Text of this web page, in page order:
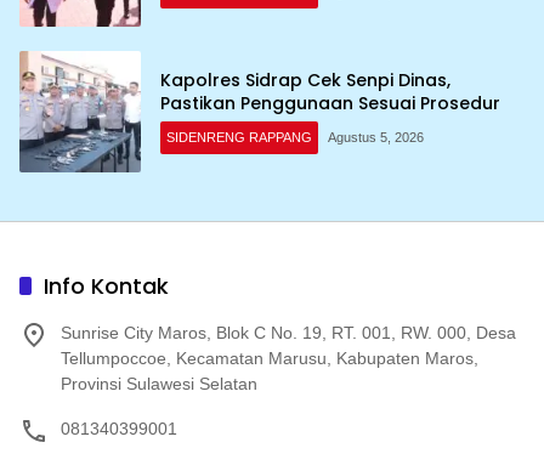
Kapolres Sidrap Cek Senpi Dinas,
Pastikan Penggunaan Sesuai Prosedur
SIDENRENG RAPPANG Agustus 5, 2026
Info Kontak
Sunrise City Maros, Blok C No. 19, RT. 001, RW. 000, Desa
Tellumpoccoe, Kecamatan Marusu, Kabupaten Maros,
Provinsi Sulawesi Selatan
081340399001